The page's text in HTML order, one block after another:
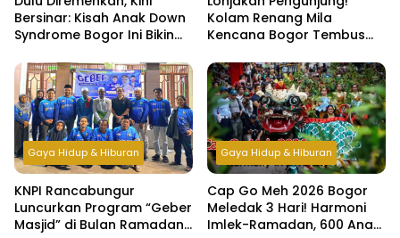
Bersinar: Kisah Anak Down
Syndrome Bogor Ini Bikin
Kolam Renang Mila
Kencana Bogor Tembus
Lebaran
Gaya Hidup & Hiburan
KNPI Rancabungur
Luncurkan Program “Geber
Masjid” di Bulan Ramadan,
Gaya Hidup & Hiburan
Cap Go Meh 2026 Bogor
Meledak 3 Hari! Harmoni
Imlek-Ramadan, 600 Anak